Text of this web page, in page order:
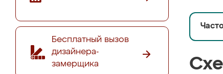
Бесплатный вызов
дизайнера-
замерщика